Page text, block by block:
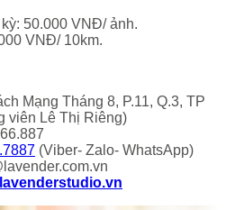
50.000 VNĐ/ ảnh.
VNĐ/ 10km.
Mạng Tháng 8, P.11, Q.3, TP
viên Lê Thị Riêng)
(Viber- Zalo- WhatsApp)